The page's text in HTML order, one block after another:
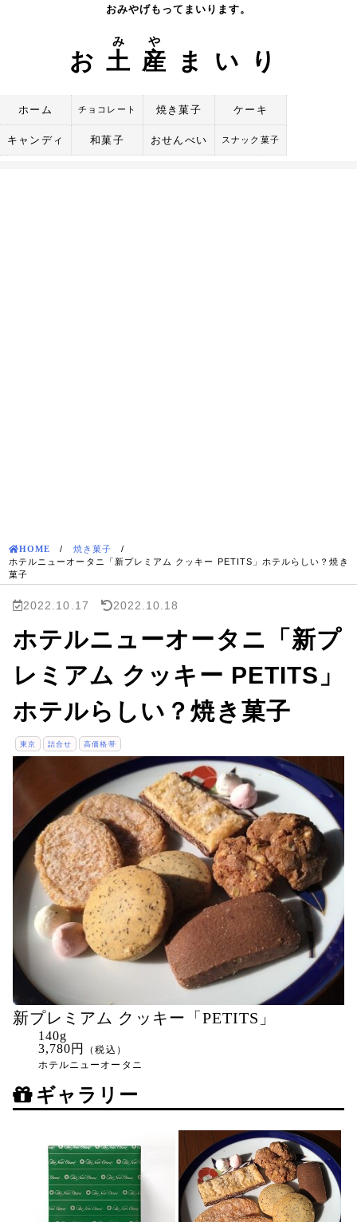
おみやげもってまいります。
お 土
み
産
や
まいり
ホーム チョコレート 焼き菓子 ケーキ
キャンディ 和菓子 おせんべい スナック菓子
HOME / 焼き菓子 /
ホテルニューオータニ「新プレミアム クッキー PETITS」ホテルらしい？焼き
菓子
2022.10.17 2022.10.18
ホテルニューオータニ「新プ
レミアム クッキー PETITS」
ホテルらしい？焼き菓子
東京 詰合せ 高価格帯
新プレミアム クッキー「PETITS」
140g
3,780円
（税込）
ホテルニューオータニ
ギャラリー